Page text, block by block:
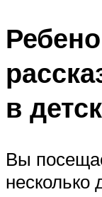
в
Вы
несколько